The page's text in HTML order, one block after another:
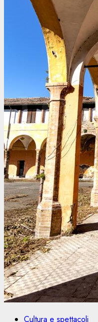
Cultura e spettacoli